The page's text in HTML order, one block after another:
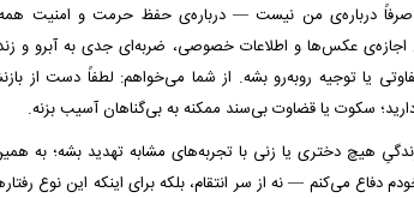
صرفاً درباره‌ی من نیست — درباره‌ی حفظ حرمت و امنیت
اجازه‌ی عکس‌ها و اطلاعات خصوصی، ضربه‌ای جدی به آبرو و
یا توجیه روبه‌رو بشه. از شما می‌خواهم: لطفاً دست از
سکوت یا قضاوت بی‌سند ممکنه به بی‌گناهان آسیب بزنه.
هیچ دختری یا زنی با تجربه‌های مشابه تهدید بشه؛ به
دفاع می‌کنم — نه از سر انتقام، بلکه برای اینکه این نوع